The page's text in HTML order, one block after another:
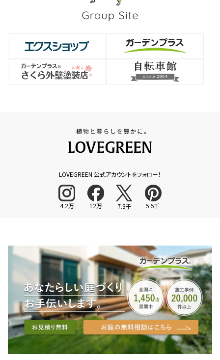
LOVEGREEN 公式アカウントをフォロー！
4.2万 12万 7.3千 5.5千